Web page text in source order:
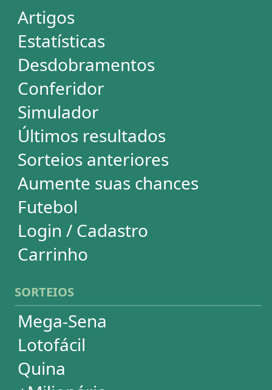
Carrinho
SORTEIOS
Mega-Sena
Lotofácil
Quina
+Milionária
Dia de Sorte
Super Sete
Timemania
Dupla-Sena
Lotomania
Loteca
Lotogol
Powerball
Mega Millions
Euromillions